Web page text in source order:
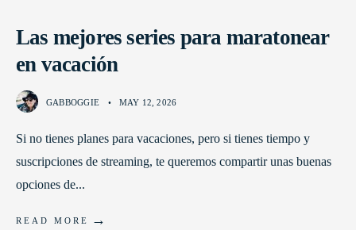
Las mejores series para maratonear
en vacación
GABBOGGIE • MAY 12, 2026
Si no tienes planes para vacaciones, pero si tienes tiempo y
suscripciones de streaming, te queremos compartir unas buenas
opciones de...
READ MORE →